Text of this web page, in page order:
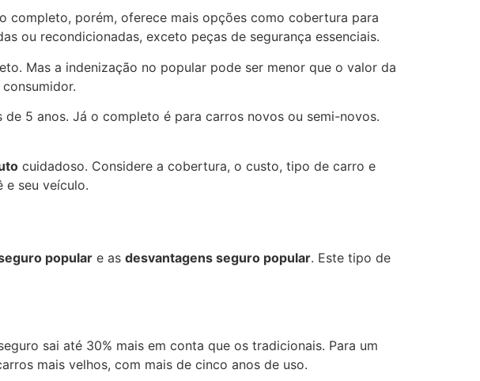
completo, porém, oferece mais opções como cobertura para
ou recondicionadas, exceto peças de segurança essenciais.
Mas a indenização no popular pode ser menor que o valor da
5 anos. Já o completo é para carros novos ou semi-novos.
cuidadoso. Considere a cobertura, o custo, tipo de carro e
e seu veículo.
popular e as desvantagens seguro popular. Este tipo de
sai até 30% mais em conta que os tradicionais. Para um
mais velhos, com mais de cinco anos de uso.